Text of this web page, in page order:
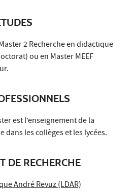
2 Recherche en didactique
ou en Master MEEF
est l’enseignement de la
dans les collèges et les lycées.
DE RECHERCHE
André Revuz (LDAR)